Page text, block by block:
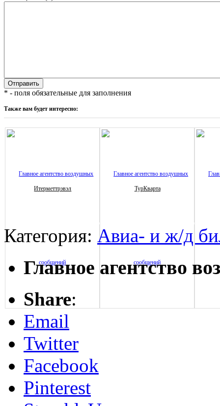
* - поля обязательные для заполнения
Также вам будет интересно:
Итерметтрэвэл ТурКварта
Категория: Авиа- и ж/д
Главное агентство
Share:
Email
Twitter
Facebook
Pinterest